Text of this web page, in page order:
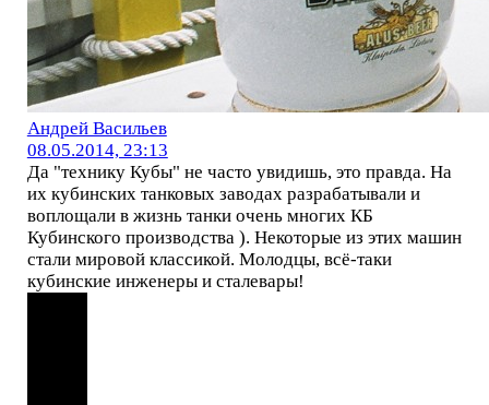
Андрей Васильев
08.05.2014, 23:13
Да "технику Кубы" не часто увидишь, это правда. На
их кубинских танковых заводах разрабатывали и
воплощали в жизнь танки очень многих КБ
Кубинского производства ). Некоторые из этих машин
стали мировой классикой. Молодцы, всё-таки
кубинские инженеры и сталевары!